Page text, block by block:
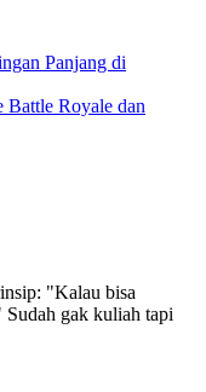
Panjang di
Battle Royale dan
"Kalau bisa
Sudah gak kuliah tapi